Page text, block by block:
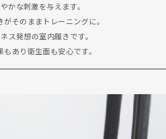
かな刺激を与えます。
そのままトレーニングに。
ス発想の室内履きです。
あり衛生面も安心です。